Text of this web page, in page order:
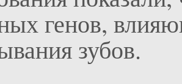
генов,
зубов.